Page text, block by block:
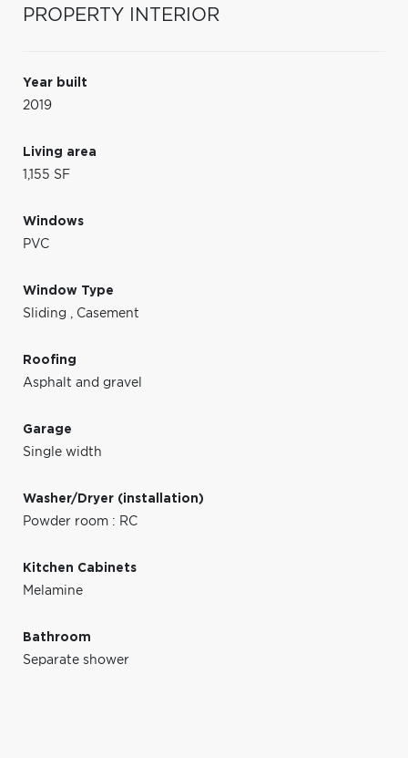
PROPERTY INTERIOR
Year built
2019
Living area
1,155 SF
Windows
PVC
Window Type
Sliding , Casement
Roofing
Asphalt and gravel
Garage
Single width
Washer/Dryer (installation)
Powder room : RC
Kitchen Cabinets
Melamine
Bathroom
Separate shower